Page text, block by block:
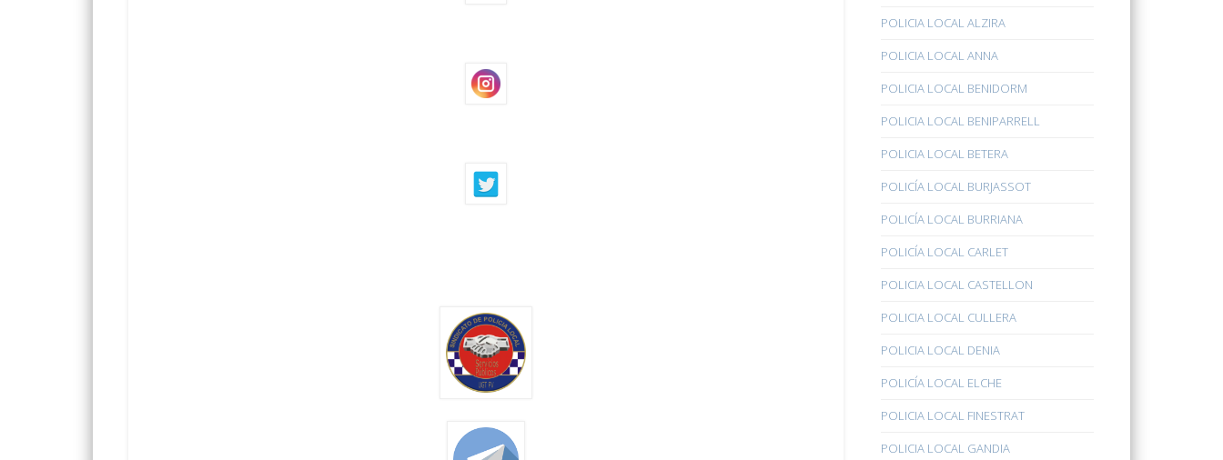
POLICIA LOCAL ALZIRA
POLICIA LOCAL ANNA
POLICIA LOCAL BENIDORM
POLICIA LOCAL BENIPARRELL
POLICIA LOCAL BETERA
POLICÍA LOCAL BURJASSOT
POLICÍA LOCAL BURRIANA
POLICÍA LOCAL CARLET
POLICIA LOCAL CASTELLON
POLICIA LOCAL CULLERA
POLICIA LOCAL DENIA
POLICÍA LOCAL ELCHE
POLICIA LOCAL FINESTRAT
POLICIA LOCAL GANDIA